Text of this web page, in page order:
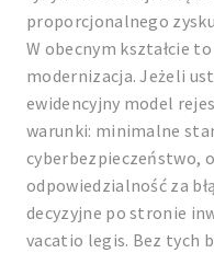
proporcjonalnego
W obecnym kształcie
modernizacja. Jeżeli
ewidencyjny model
warunki: minimalne
cyberbezpieczeństwo,
odpowiedzialność za
decyzyjne po stronie
vacatio legis. Bez tych